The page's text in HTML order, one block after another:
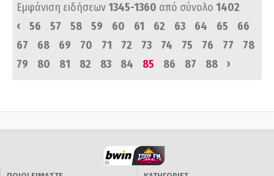
Εμφάνιση ειδήσεων1345-1360 από σύνολο 1402
‹
56 57 58 59 60 61 62 63 64 65
66
67
68 69 70 71 72 73 74 75 76 77
78
79
80 81 82 83 84 85 86 87 88 ›